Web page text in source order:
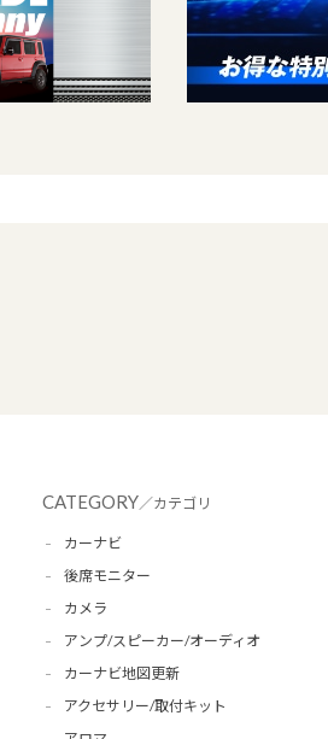
CATEGORY／カテゴリ
カーナビ
後席モニター
カメラ
アンプ/スピーカー/オーディオ
カーナビ地図更新
アクセサリー/取付キット